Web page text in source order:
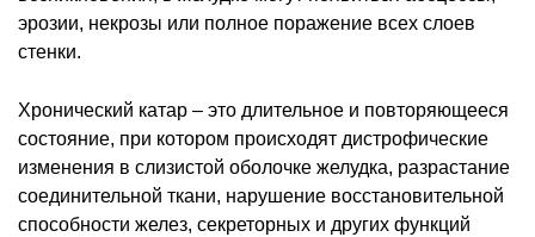
эрозии, некрозы или полное поражение всех слоев
стенки.
Хронический катар – это длительное и повторяющееся
состояние, при котором происходят дистрофические
изменения в слизистой оболочке желудка, разрастание
соединительной ткани, нарушение восстановительной
способности желез, секреторных и других функций